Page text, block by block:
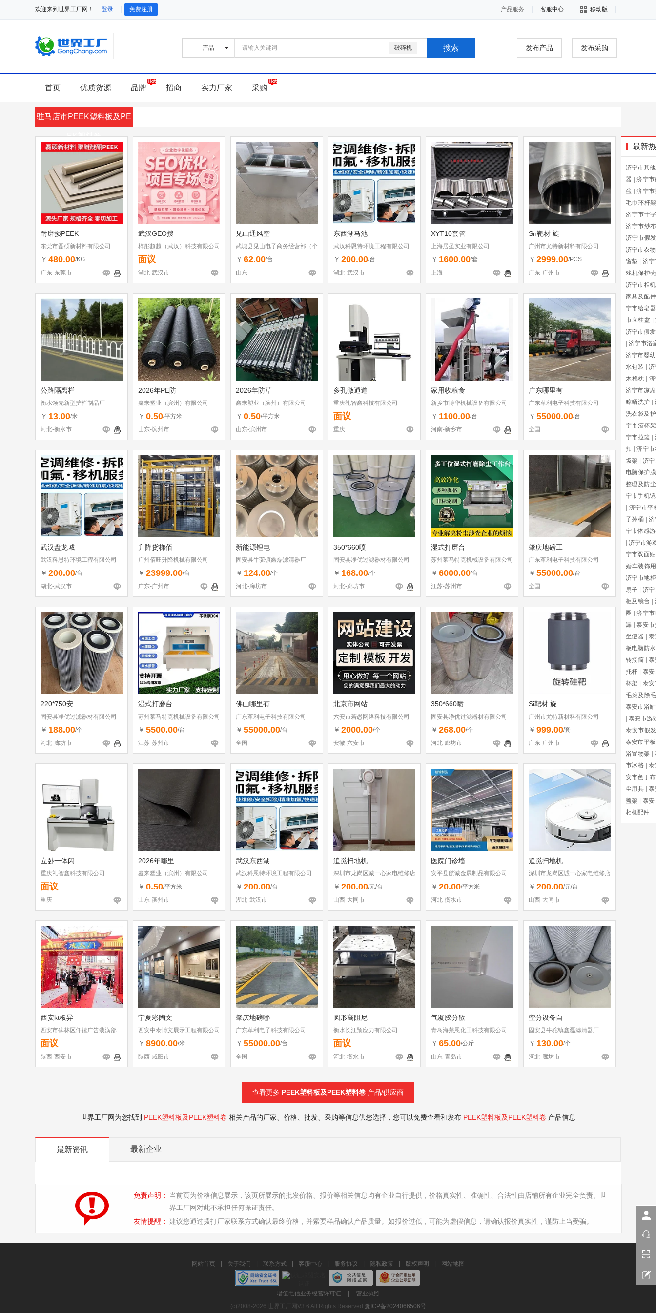
欢迎来到世界工厂网！ 登录 免费注册 产品服务 客服中心 移动版
破碎机 发布产品 发布采购
首页 优质货源 品牌 招商 实力厂家 采购
驻马店市PEEK塑料板及PE
EK塑料卷
耐磨损PEEK
东莞市磊硕新材料有限公司
￥ 480.00/KG
广东-东莞市
武汉GEO搜
梓彤超越（武汉）科技有限公司
面议
湖北-武汉市
见山通风空
武城县见山电子商务经营部（个
体工商户）
￥ 62.00/台
山东
东西湖马池
武汉科恩特环境工程有限公司
￥ 200.00/台
湖北-武汉市
XYT10套管
上海居圣实业有限公司
￥ 1600.00/套
上海
Sn靶材 旋
广州市尤特新材料有限公司
￥ 2999.00/PCS
广东-广州市
公路隔离栏
衡水领先新型护栏制品厂
￥ 13.00/米
河北-衡水市
2026年PE防
鑫来塑业（滨州）有限公司
￥ 0.50/平方米
山东-滨州市
2026年防草
鑫来塑业（滨州）有限公司
￥ 0.50/平方米
山东-滨州市
多孔微通道
重庆礼智鑫科技有限公司
面议
重庆
家用收粮食
新乡市博华机械设备有限公司
￥ 1100.00/台
河南-新乡市
广东哪里有
广东革利电子科技有限公司
￥ 55000.00/台
全国
武汉盘龙城
武汉科恩特环境工程有限公司
￥ 200.00/台
湖北-武汉市
升降货梯佰
广州佰旺升降机械有限公司
￥ 23999.00/台
广东-广州市
新能源锂电
固安县牛驼镇鑫磊滤清器厂
￥ 124.00/个
河北-廊坊市
350*660喷
固安县净优过滤器材有限公司
￥ 168.00/个
河北-廊坊市
湿式打磨台
苏州莱马特克机械设备有限公司
￥ 6000.00/台
江苏-苏州市
肇庆地磅工
广东革利电子科技有限公司
￥ 55000.00/台
全国
220*750安
固安县净优过滤器材有限公司
￥ 188.00/个
河北-廊坊市
湿式打磨台
苏州莱马特克机械设备有限公司
￥ 5500.00/台
江苏-苏州市
佛山哪里有
广东革利电子科技有限公司
￥ 55000.00/台
全国
北京市网站
六安市若愚网络科技有限公司
￥ 2000.00/个
安徽-六安市
350*660喷
固安县净优过滤器材有限公司
￥ 268.00/个
河北-廊坊市
Si靶材 旋
广州市尤特新材料有限公司
￥ 999.00/套
广东-广州市
立卧一体闪
重庆礼智鑫科技有限公司
面议
重庆
2026年哪里
鑫来塑业（滨州）有限公司
￥ 0.50/平方米
山东-滨州市
武汉东西湖
武汉科恩特环境工程有限公司
￥ 200.00/台
湖北-武汉市
追觅扫地机
深圳市龙岗区诚一心家电维修店
（个体工商户）
￥ 200.00/元/台
山西-大同市
医院门诊墙
安平县航诚金属制品有限公司
￥ 20.00/平方米
河北-衡水市
追觅扫地机
深圳市龙岗区诚一心家电维修店
（个体工商户）
￥ 200.00/元/台
山西-大同市
西安kt板异
西安市碑林区仟禧广告装潢部
面议
陕西-西安市
宁夏彩陶文
西安中泰博文展示工程有限公司
￥ 8900.00/米
陕西-咸阳市
肇庆地磅哪
广东革利电子科技有限公司
￥ 55000.00/台
全国
圆形高阻尼
衡水长江预应力有限公司
面议
河北-衡水市
气凝胶分散
青岛海莱恩化工科技有限公司
￥ 65.00/公斤
山东-青岛市
空分设备自
固安县牛驼镇鑫磊滤清器厂
￥ 130.00/个
河北-廊坊市
查看更多 PEEK塑料板及PEEK塑料卷 产品/供应商
世界工厂网为您找到 PEEK塑料板及PEEK塑料卷 相关产品的厂家、价格、批发、采购等信息供您选择，您可以免费查看和发布 PEEK塑料板及PEEK塑料卷 产品信息
最新
济宁市其
器
济宁市
盆
济宁市
毛巾环杆架
济宁市十
济宁市纱
济宁市假
济宁市衣
窗垫
济
戏机保护壳
济宁市相
家具及配件
宁市给皂器
市立柱盆
济宁市假
济宁市浴
济宁市婴
水包装
济
木棉枕
济宁市凉
晾晒洗护
洗衣袋及
宁市酒杯架
宁市拉篮
扣
济宁市
圾架
济宁
电脑保护膜
整理及防尘
宁市手机
济宁市平
子孙桶
济
宁市体感
济宁市游
宁市双面
婚车装饰
济宁市地柜
扇子
济
柜及镜台
圈
济宁市
漏
泰安市
坐便器
泰
板电脑防
转接筒
泰
托杆
泰
杯架
泰
毛滚及除
泰安市浴缸
泰安市游
泰安市假
泰安市平
浴置物架
市冰格
泰
安市色丁
尘用具
泰
盖架
泰安
相机配件
最新资讯 最新企业
免责声明：
当前页为价格信息展示，该页所展示的批发价格、报价等相关信息均有企业自行提供，价格真实性、准确性、合法性由店铺所有企业完全负责。世
界工厂网对此不承担任何保证责任。
友情提醒： 建议您通过拨打厂家联系方式确认最终价格，并索要样品确认产品质量。如报价过低，可能为虚假信息，请确认报价真实性，谨防上当受骗。
网站首页 关于我们 联系方式 客服中心 服务协议 隐私政策 版权声明 网站地图
增值电信业务经营许可证
营业执照
(c)2008-2026 世界工厂网V3.6 All Rights Reserved 豫ICP备2024066506号